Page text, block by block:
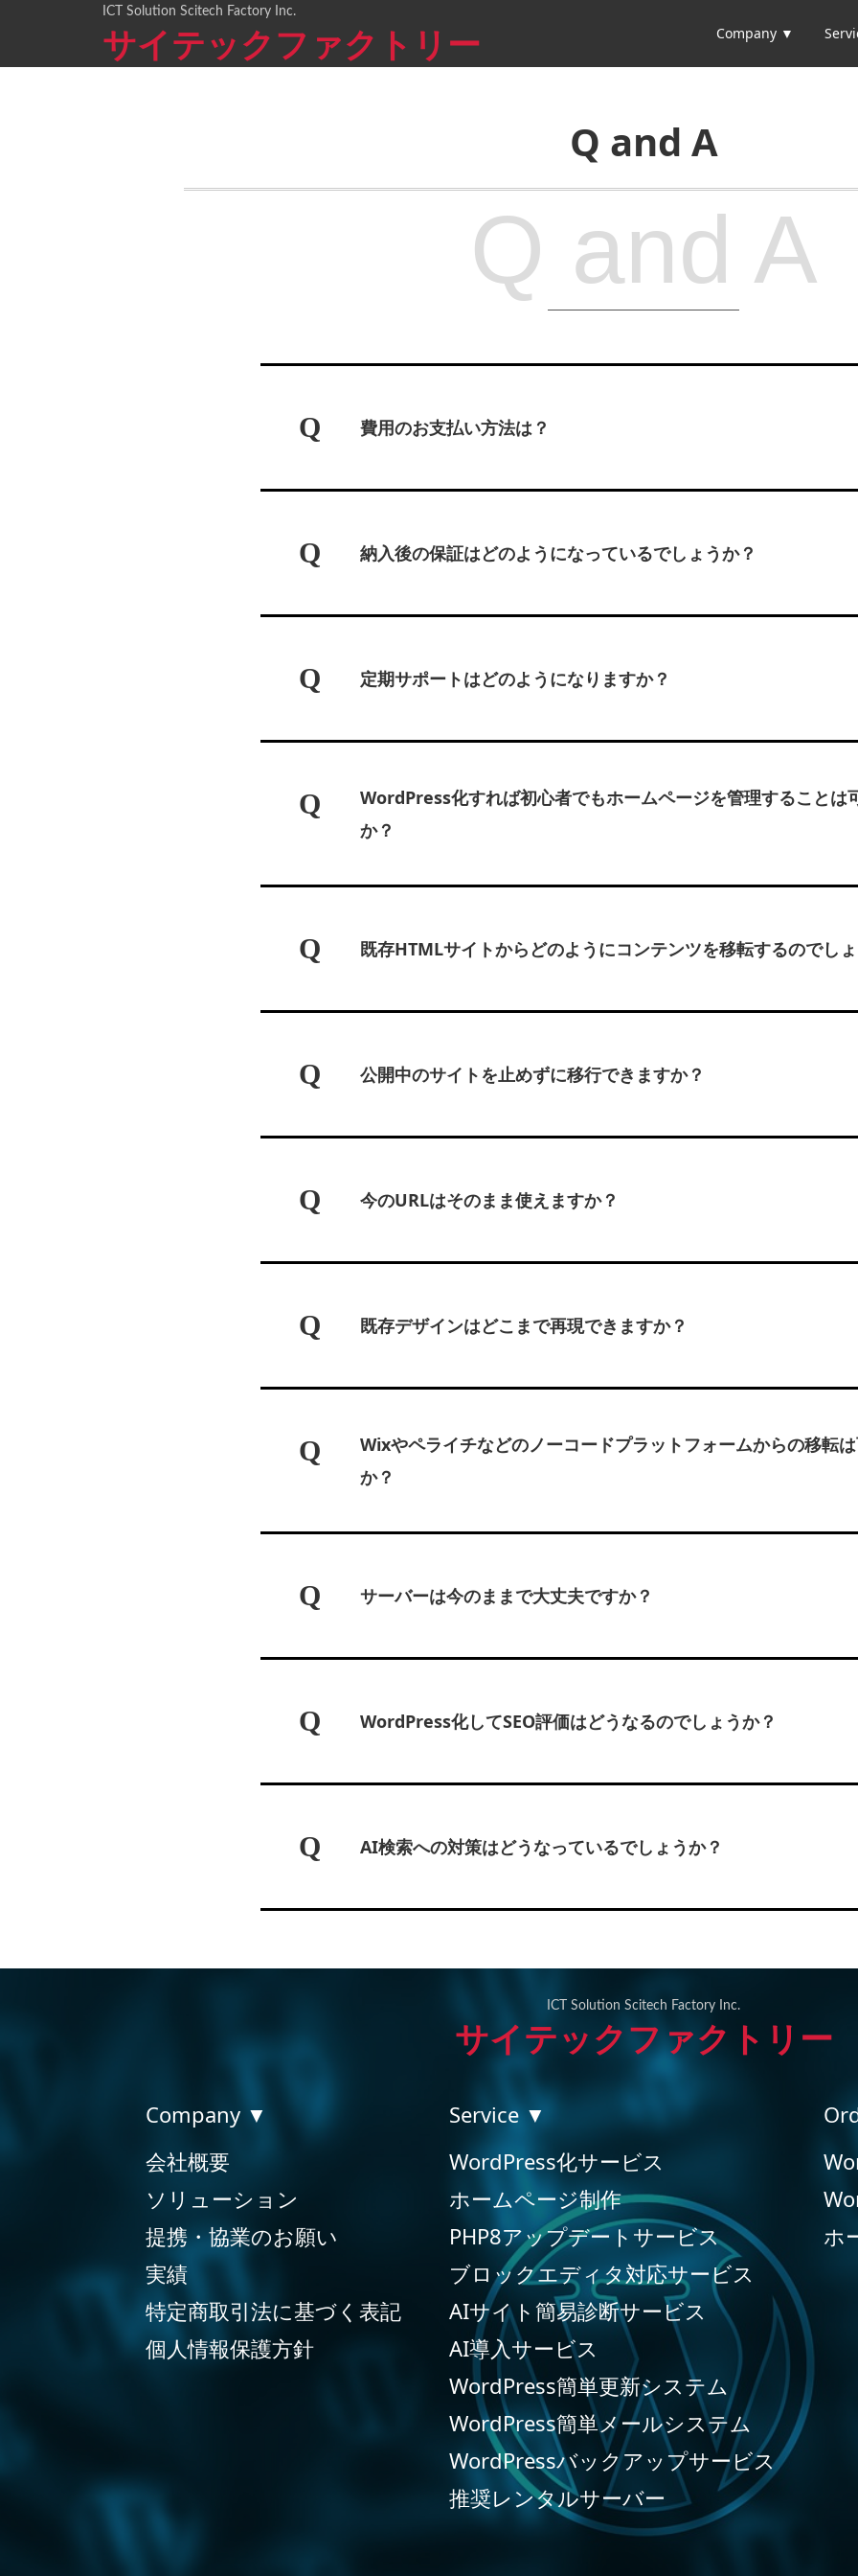
ICT Solution Scitech Factory Inc.
サイテックファクトリー Company ▼
Q and A
Q and A
Q 費用のお支払い方法は？
Q 納入後の保証はどのようになっているでしょうか？
Q 定期サポートはどのようになりますか？
Q
WordPress化すれば初心者でもホームページを管理することは
か？
Q 既存HTMLサイトからどのようにコンテンツを移転するのでし
Q 公開中のサイトを止めずに移行できますか？
Q 今のURLはそのまま使えますか？
Q 既存デザインはどこまで再現できますか？
Q
Wixやペライチなどのノーコードプラットフォームからの移転
か？
Q サーバーは今のままで大丈夫ですか？
Q WordPress化してSEO評価はどうなるのでしょうか？
Q AI検索への対策はどうなっているでしょうか？
ICT Solution Scitech Factory Inc.
サイテックファクトリー
Company ▼
会社概要
ソリューション
提携・協業のお願い
実績
特定商取引法に基づく表記
個人情報保護方針
Service ▼
WordPress化サービス
ホームページ制作
PHP8アップデートサービス
ブロックエディタ対応サービス
AIサイト簡易診断サービス
AI導入サービス
WordPress簡単更新システム
WordPress簡単メールシステム
WordPressバックアップサービス
推奨レンタルサーバー
ホ